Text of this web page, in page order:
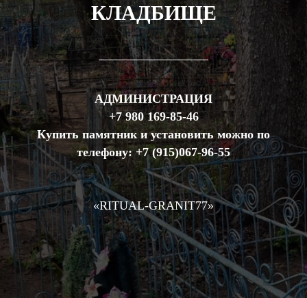
РАБОТЫ
КЛАДБИЩА
КОНТАКТЫ
ВИДЫ ГРАНИТАКЛАДБИЩЕ
АДМИНИСТРАЦИЯ
+7 980 169-85-46
Купить памятник и установить можно по
телефону:+7 (915)067-96-55
«RIТUAL-GRANIT77»